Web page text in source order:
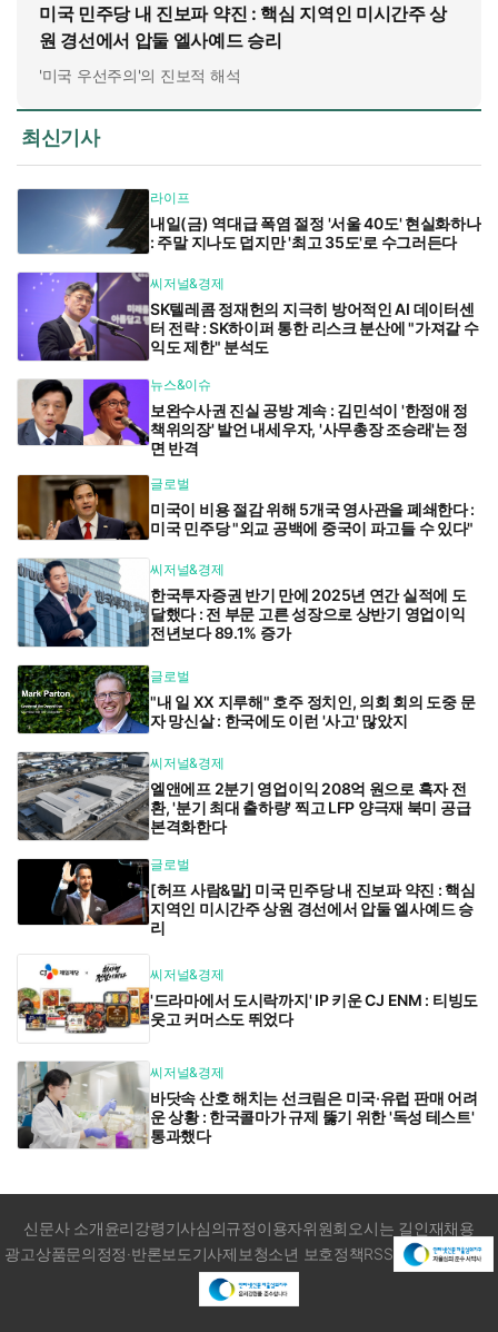
미국 민주당 내 진보파 약진 : 핵심 지역인 미시간주 상
원 경선에서 압둘 엘사예드 승리
'미국 우선주의'의 진보적 해석
최신기사
라이프
내일(금) 역대급 폭염 절정 '서울 40도' 현실화하나
: 주말 지나도 덥지만 '최고 35도'로 수그러든다
씨저널&경제
SK텔레콤 정재헌의 지극히 방어적인 AI 데이터센
터 전략 : SK하이퍼 통한 리스크 분산에 "가져갈 수
익도 제한" 분석도
뉴스&이슈
보완수사권 진실 공방 계속 : 김민석이 '한정애 정
책위의장' 발언 내세우자, '사무총장 조승래'는 정
면 반격
글로벌
미국이 비용 절감 위해 5개국 영사관을 폐쇄한다 :
미국 민주당 "외교 공백에 중국이 파고들 수 있다"
씨저널&경제
한국투자증권 반기 만에 2025년 연간 실적에 도
달했다 : 전 부문 고른 성장으로 상반기 영업이익
전년보다 89.1% 증가
글로벌
"내 일 XX 지루해" 호주 정치인, 의회 회의 도중 문
자 망신살 : 한국에도 이런 '사고' 많았지
씨저널&경제
엘앤에프 2분기 영업이익 208억 원으로 흑자 전
환, '분기 최대 출하량' 찍고 LFP 양극재 북미 공급
본격화한다
글로벌
[허프 사람&말] 미국 민주당 내 진보파 약진 : 핵심
지역인 미시간주 상원 경선에서 압둘 엘사예드 승
리
씨저널&경제
'드라마에서 도시락까지' IP 키운 CJ ENM : 티빙도
웃고 커머스도 뛰었다
씨저널&경제
바닷속 산호 해치는 선크림은 미국·유럽 판매 어려
운 상황 : 한국콜마가 규제 뚫기 위한 '독성 테스트'
통과했다
신문사 소개윤리강령기사심의규정이용자위원회 오시는 길인재채용
광고상품문의정정·반론보도기사제보청소년 보호정책RSS